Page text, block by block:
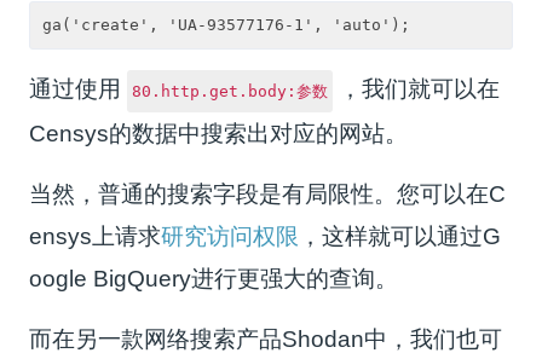
通过使用 80.http.get.body:参数
，我们就可以在
Censys的数据中搜索出对应的网站。
当然，普通的搜索字段是有局限性。您可以在C
ensys上请求研究访问权限 ，这样就可以通过G
oogle BigQuery进行更强大的查询。
而在另一款网络搜索产品Shodan中，我们也可